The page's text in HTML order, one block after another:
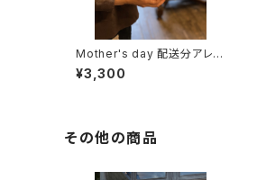
Mother's day 配送分アレン
ジメント
¥3,300
その他の商品